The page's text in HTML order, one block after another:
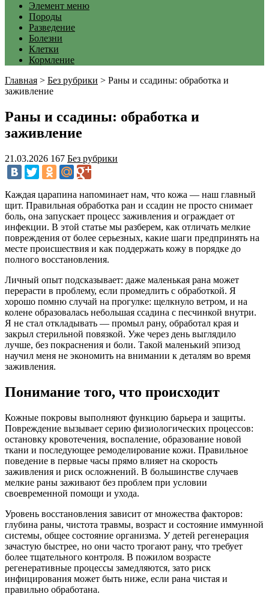
Элемент меню
Породы
Разведение
Болезни
Клетки
Кормление
Главная > Без рубрики > Раны и ссадины: обработка и
заживление
Раны и ссадины: обработка и
заживление
21.03.2026 167 Без рубрики
Каждая царапина напоминает нам, что кожа — наш главный
щит. Правильная обработка ран и ссадин не просто снимает
боль, она запускает процесс заживления и ограждает от
инфекции. В этой статье мы разберем, как отличать мелкие
повреждения от более серьезных, какие шаги предпринять на
месте происшествия и как поддержать кожу в порядке до
полного восстановления.
Личный опыт подсказывает: даже маленькая рана может
перерасти в проблему, если промедлить с обработкой. Я
хорошо помню случай на прогулке: щелкнуло ветром, и на
колене образовалась небольшая ссадина с песчинкой внутри.
Я не стал откладывать — промыл рану, обработал края и
закрыл стерильной повязкой. Уже через день выглядило
лучше, без покраснения и боли. Такой маленький эпизод
научил меня не экономить на внимании к деталям во время
заживления.
Понимание того, что происходит
Кожные покровы выполняют функцию барьера и защиты.
Повреждение вызывает серию физиологических процессов:
остановку кровотечения, воспаление, образование новой
ткани и последующее ремоделирование кожи. Правильное
поведение в первые часы прямо влияет на скорость
заживления и риск осложнений. В большинстве случаев
мелкие раны заживают без проблем при условии
своевременной помощи и ухода.
Уровень восстановления зависит от множества факторов:
глубина раны, чистота травмы, возраст и состояние иммунной
системы, общее состояние организма. У детей регенерация
зачастую быстрее, но они часто трогают рану, что требует
более тщательного контроля. В пожилом возрасте
регенеративные процессы замедляются, зато риск
инфицирования может быть ниже, если рана чистая и
правильно обработана.